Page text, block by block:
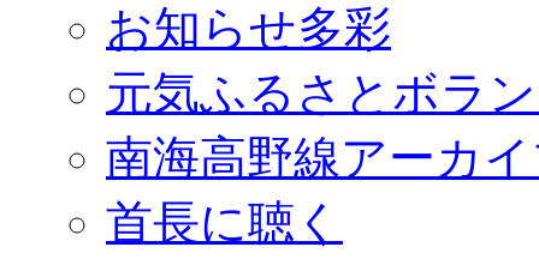
お知らせ多彩
元気ふるさとボラ
南海高野線アーカ
首長に聴く